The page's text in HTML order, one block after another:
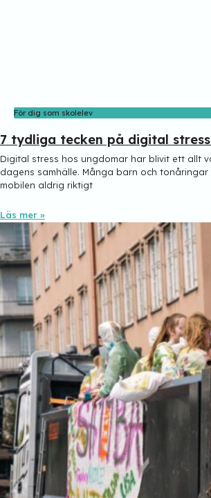
För dig som skolelev
7 tydliga tecken på digital
Digital stress hos ungdomar har blivit ett allt
dagens samhälle. Många barn och
mobilen aldrig riktigt
Läs mer »